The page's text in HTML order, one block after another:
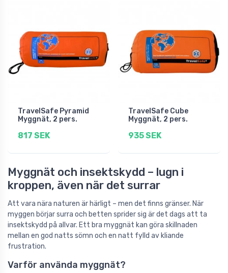
TravelSafe Pyramid
Myggnät, 2 pers.
817 SEK
TravelSafe Cube
Myggnät, 2 pers.
935 SEK
Myggnät och insektskydd – lugn i
kroppen, även när det surrar
Att vara nära naturen är härligt – men det finns gränser. När
myggen börjar surra och betten sprider sig är det dags att ta
insektskydd på allvar. Ett bra myggnät kan göra skillnaden
mellan en god natts sömn och en natt fylld av kliande
frustration.
Varför använda myggnät?